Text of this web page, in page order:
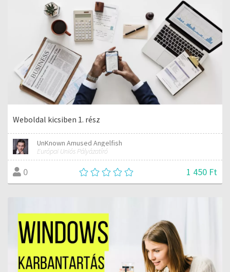
Weboldal kicsiben 1. rész
UnKnown Amused Angelfish
Európai Uniós Pályázatíró
0 1 450 Ft